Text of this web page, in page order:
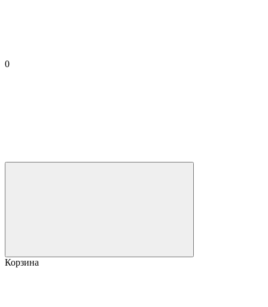
0
Корзина